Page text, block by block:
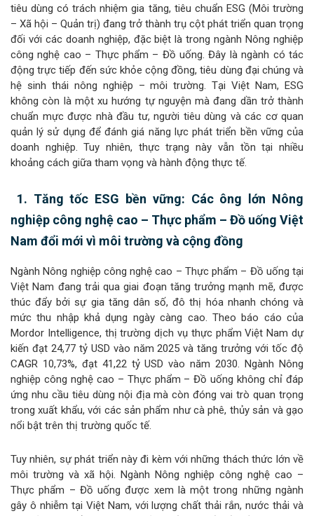
tiêu dùng có trách nhiệm gia tăng, tiêu chuẩn ESG (Môi trường
– Xã hội – Quản trị) đang trở thành trụ cột phát triển quan trọng
đối với các doanh nghiệp, đặc biệt là trong ngành Nông nghiệp
công nghệ cao – Thực phẩm – Đồ uống. Đây là ngành có tác
động trực tiếp đến sức khỏe cộng đồng, tiêu dùng đại chúng và
hệ sinh thái nông nghiệp – môi trường. Tại Việt Nam, ESG
không còn là một xu hướng tự nguyện mà đang dần trở thành
chuẩn mực được nhà đầu tư, người tiêu dùng và các cơ quan
quản lý sử dụng để đánh giá năng lực phát triển bền vững của
doanh nghiệp. Tuy nhiên, thực trạng này vẫn tồn tại nhiều
khoảng cách giữa tham vọng và hành động thực tế.
1. Tăng tốc ESG bền vững: Các ông lớn Nông
nghiệp công nghệ cao – Thực phẩm – Đồ uống Việt
Nam đổi mới vì môi trường và cộng đồng
Ngành Nông nghiệp công nghệ cao – Thực phẩm – Đồ uống tại
Việt Nam đang trải qua giai đoạn tăng trưởng mạnh mẽ, được
thúc đẩy bởi sự gia tăng dân số, đô thị hóa nhanh chóng và
mức thu nhập khả dụng ngày càng cao. Theo báo cáo của
Mordor Intelligence, thị trường dịch vụ thực phẩm Việt Nam dự
kiến đạt 24,77 tỷ USD vào năm 2025 và tăng trưởng với tốc độ
CAGR 10,73%, đạt 41,22 tỷ USD vào năm 2030. Ngành Nông
nghiệp công nghệ cao – Thực phẩm – Đồ uống không chỉ đáp
ứng nhu cầu tiêu dùng nội địa mà còn đóng vai trò quan trọng
trong xuất khẩu, với các sản phẩm như cà phê, thủy sản và gạo
nổi bật trên thị trường quốc tế.
Tuy nhiên, sự phát triển này đi kèm với những thách thức lớn về
môi trường và xã hội. Ngành Nông nghiệp công nghệ cao –
Thực phẩm – Đồ uống được xem là một trong những ngành
gây ô nhiễm tại Việt Nam, với lượng chất thải rắn, nước thải và